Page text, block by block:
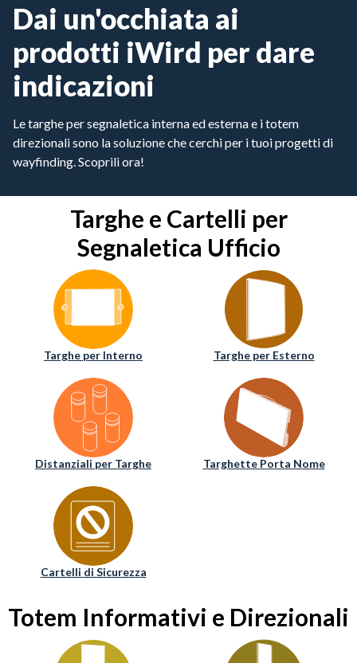
Dai un'occhiata ai
prodotti iWird per dare
indicazioni
Le targhe per segnaletica interna ed esterna e i totem
direzionali sono la soluzione che cerchi per i tuoi progetti di
wayfinding. Scoprili ora!
Targhe e Cartelli per
Segnaletica Ufficio
Targhe per Interno Targhe per Esterno
Distanziali per Targhe Targhette Porta Nome
Cartelli di Sicurezza
Totem Informativi e Direzionali